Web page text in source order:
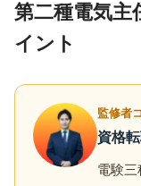
第二種電気主
イント
監修者
資格
電験